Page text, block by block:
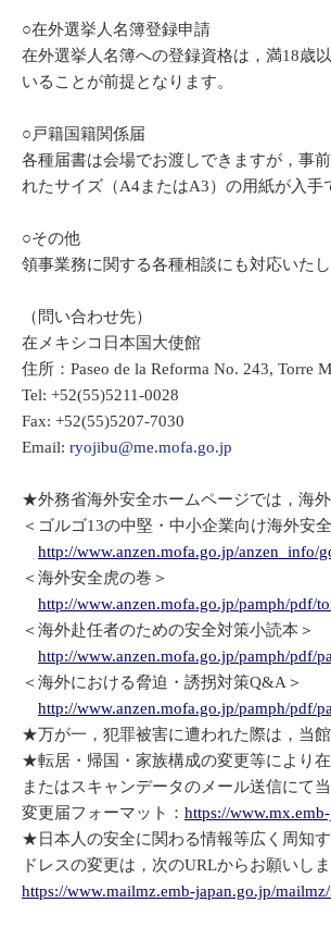
○在外選挙人名簿登録申請
在外選挙人名簿への登録資格は，満18歳
いることが前提となります。
○戸籍国籍関係届
各種届書は会場でお渡しできますが，事
れたサイズ（A4またはA3）の用紙が入手
○その他
領事業務に関する各種相談にも対応いた
（問い合わせ先）
在メキシコ日本国大使館
住所：Paseo de la Reforma No. 243, Torre
Tel: +52(55)5211-0028
Fax: +52(55)5207-7030
Email: ryojibu@me.mofa.go.jp
★外務省海外安全ホームページでは，海
＜ゴルゴ13の中堅・中小企業向け海外安
http://www.anzen.mofa.go.jp/anzen_info/
＜海外安全虎の巻＞
http://www.anzen.mofa.go.jp/pamph/pdf/
＜海外赴任者のための安全対策小読本＞
http://www.anzen.mofa.go.jp/pamph/pdf/
＜海外における脅迫・誘拐対策Q&A＞
http://www.anzen.mofa.go.jp/pamph/pdf/
★万が一，犯罪被害に遭われた際は，当
★転居・帰国・家族構成の変更等により
またはスキャンデータのメール送信にて
変更届フォーマット： https://
★日本人の安全に関わる情報等広く周知
ドレスの変更は，次のURLからお願いしま
https://www.mailmz.emb-japan.go.jp/